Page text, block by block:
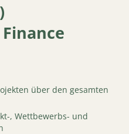
über den gesamten
, Wettbewerbs- und